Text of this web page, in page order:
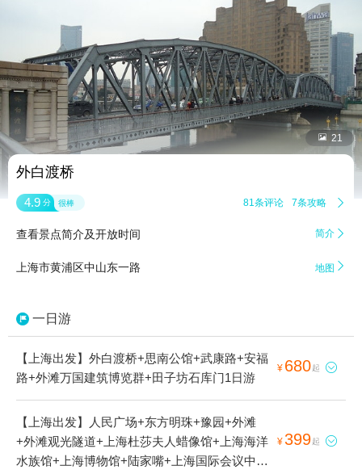
 21
外白渡桥
4.9 分 很棒 81条评论 7条攻略 
查看景点简介及开放时间 简介 
上海市黄浦区中山东一路 地图 
一日游
【上海出发】外白渡桥+思南公馆+武康路+安福
路+外滩万国建筑博览群+田子坊石库门1日游
¥ 680起 
【上海出发】人民广场+东方明珠+豫园+外滩
+外滩观光隧道+上海杜莎夫人蜡像馆+上海海洋
水族馆+上海博物馆+陆家嘴+上海国际会议中心
¥399起 